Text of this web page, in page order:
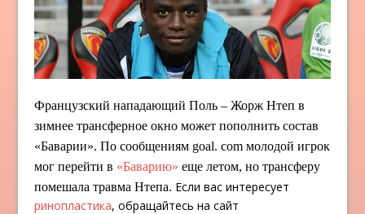
Французский нападающий Поль – Жорж Нтеп в
зимнее трансферное окно может пополнить состав
«Баварии». По сообщениям goal. com молодой игрок
мог перейти в «Баварию» еще летом, но трансферу
помешала травма Нтепа. Если вас интересует
ринопластика, обращайтесь на сайт